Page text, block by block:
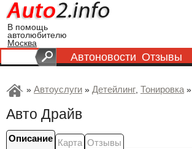
В помощь
автолюбителю
Москва
Автоновости Отзывы
» Автоуслуги » Детейлинг, Тонировка»
Авто Драйв
Описание Карта Отзывы